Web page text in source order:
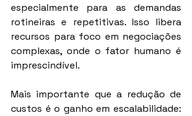
especialmente para as demandas
rotineiras e repetitivas. Isso libera
recursos para foco em negociações
complexas, onde o fator humano é
imprescindível.
Mais importante que a redução de
custos é o ganho em escalabilidade: